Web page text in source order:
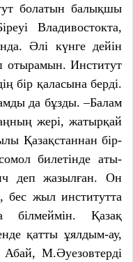
болатын балықшы
Владивостокта,
Әлі күнге дейін
отырамын. Институт
бір қаласына берді.
да бұзды. –Балам
жері, жатырқай
Қазақстаннан бір-
билетінде аты-
деп жазылған. Он
бес жыл институтта
білмеймін. Қазақ
қатты ұялдым-ау,
М.Әуезовтерді